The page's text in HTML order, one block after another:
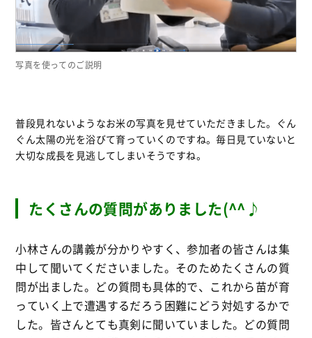
写真を使ってのご説明
普段見れないようなお米の写真を見せていただきました。ぐん
ぐん太陽の光を浴びて育っていくのですね。毎日見ていないと
大切な成長を見逃してしまいそうですね。
たくさんの質問がありました(^^♪
小林さんの講義が分かりやすく、参加者の皆さんは集
中して聞いてくださいました。そのためたくさんの質
問が出ました。どの質問も具体的で、これから苗が育
っていく上で遭遇するだろう困難にどう対処するかで
した。皆さんとても真剣に聞いていました。どの質問